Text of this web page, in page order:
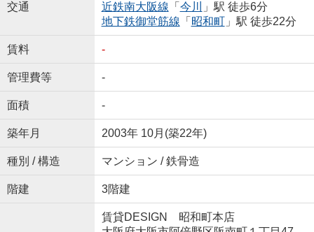
交通
近鉄南大阪線 「 今川
」駅 徒歩6分
地下鉄御堂筋線 「 昭和町」駅 徒歩22分
賃料 -
管理費等 -
面積 -
築年月 2003年 10月(築22年)
種別 / 構造 マンション / 鉄骨造
階建 3階建
賃貸DESIGN 昭和町本店